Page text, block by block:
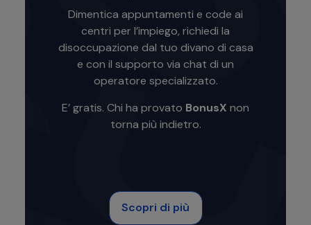
Dimentica appuntamenti e code ai
centri per l’impiego, richiedi la
disoccupazione dal tuo divano di casa
e con il supporto via chat di un
operatore specializzato.
E’ gratis. Chi ha provato BonusX non
torna più indietro.
Scopri di più